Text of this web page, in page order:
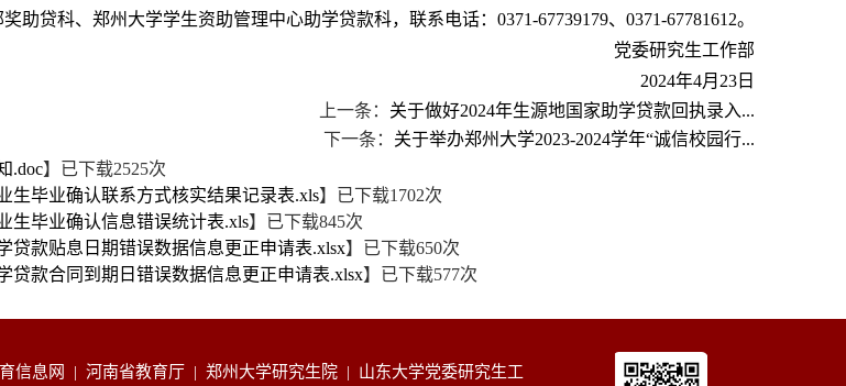
助贷科、郑州大学学生资助管理中心助学贷款科，联系电话：0371-67739179、0371-67781612。
党委研究生工作部
2024年4月23日
上一条： 关于做好2024年生源地国家助学贷款回执录入...
下一条： 关于举办郑州大学2023-2024学年“诚信校园行...
.doc】已下载2525次
生毕业确认联系方式核实结果记录表.xls】已下载1702次
生毕业确认信息错误统计表.xls】已下载845次
贷款贴息日期错误数据信息更正申请表.xlsx】已下载650次
贷款合同到期日错误数据信息更正申请表.xlsx】已下载577次
信息网 |河南省教育厅 |郑州大学研究生院 | 山东大学党委研究生工